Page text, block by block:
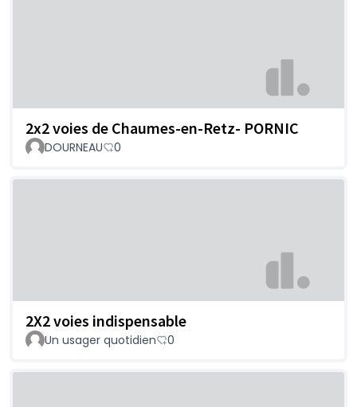
2x2 voies de Chaumes-en-Retz- PORNIC
DOURNEAU 0
2X2 voies indispensable
Un usager quotidien 0